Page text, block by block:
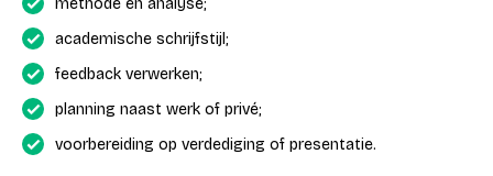
academische schrijfstijl;
feedback verwerken;
planning naast werk of privé;
voorbereiding op verdediging of presentatie.